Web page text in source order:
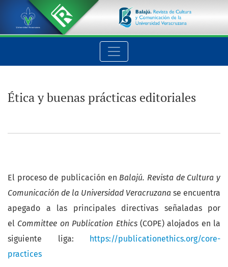
Ética y buenas prácticas editoriales
Ética y buenas prácticas editoriales
El proceso de publicación en Balajú. Revista de Cultura y
Comunicación de la Universidad Veracruzana se encuentra
apegado a las principales directivas señaladas por
el Committee on Publication Ethics (COPE) alojados en la
siguiente liga: https://publicationethics.org/core-
practices